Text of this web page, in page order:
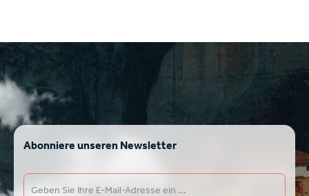
Abonniere unseren Newsletter